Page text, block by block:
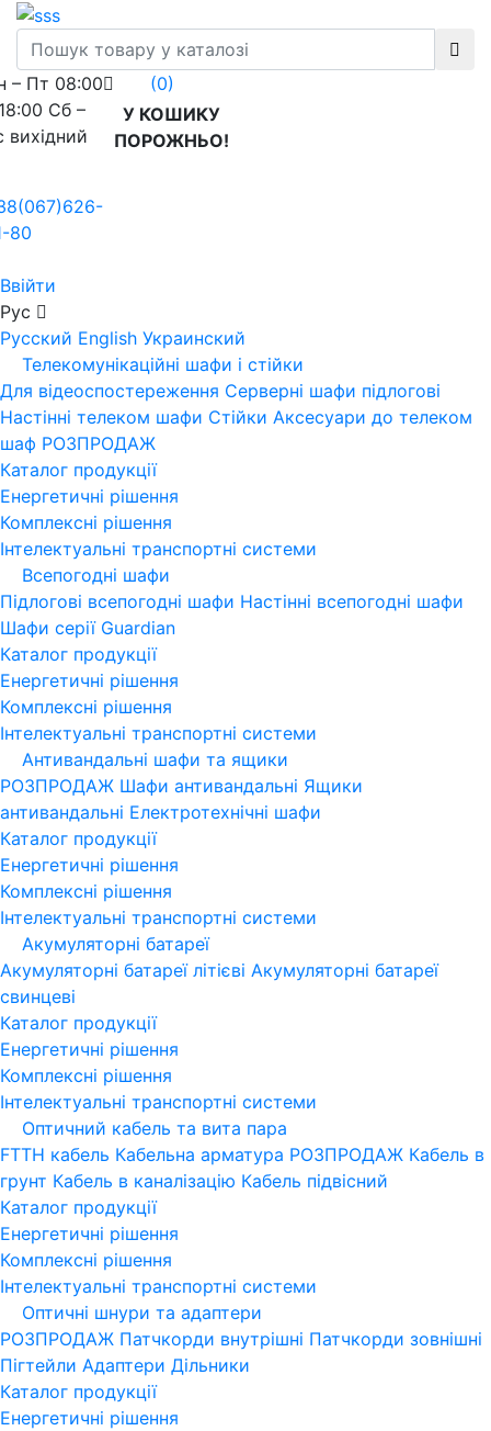
– Пт 08:00
Сб –
вихідний
80
(0)
У КОШИКУ
ПОРОЖНЬО!
Ввійти
Рус
Русский English Украинский
Телекомунікаційні шафи і стійки
Для відеоспостереження Серверні шафи підлогові
Настінні телеком шафи Стійки Аксесуари до телеком
шаф РОЗПРОДАЖ
Каталог продукції
Енергетичні рішення
Комплексні рішення
Інтелектуальні транспортні системи
Всепогодні шафи
Підлогові всепогодні шафи Настінні всепогодні шафи
Шафи серії Guardian
Каталог продукції
Енергетичні рішення
Комплексні рішення
Інтелектуальні транспортні системи
Антивандальні шафи та ящики
РОЗПРОДАЖ Шафи антивандальні Ящики
антивандальні Електротехнічні шафи
Каталог продукції
Енергетичні рішення
Комплексні рішення
Інтелектуальні транспортні системи
Акумуляторні батареї
Акумуляторні батареї літієві Акумуляторні батареї
свинцеві
Каталог продукції
Енергетичні рішення
Комплексні рішення
Інтелектуальні транспортні системи
Оптичний кабель та вита пара
FTTH кабель Кабельна арматура РОЗПРОДАЖ Кабель в
грунт Кабель в каналізацію Кабель підвісний
Каталог продукції
Енергетичні рішення
Комплексні рішення
Інтелектуальні транспортні системи
Оптичні шнури та адаптери
РОЗПРОДАЖ Патчкорди внутрішні Патчкорди зовнішні
Пігтейли Адаптери Дільники
Каталог продукції
Енергетичні рішення